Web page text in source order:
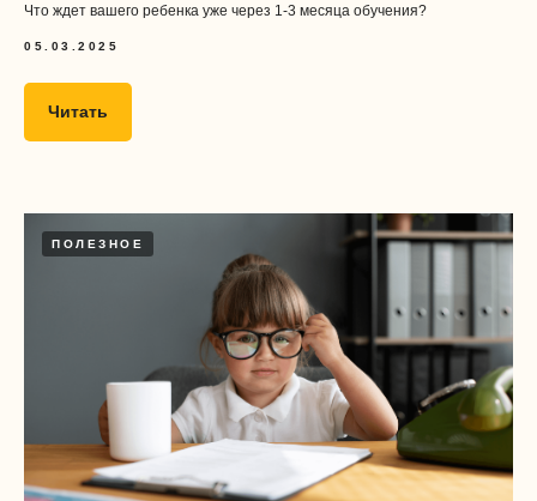
Что ждет вашего ребенка уже через 1-3 месяца обучения?
05.03.2025
Читать
ПОЛЕЗНОЕ